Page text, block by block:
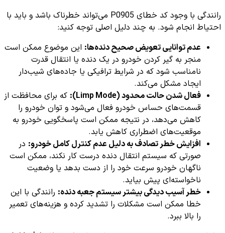
رانندگی با وجود کد خطای P0905 می‌تواند خطرناک باشد و باید با
احتیاط انجام شود. به چند دلیل اصلی توجه کنید:
عدم توانایی تعویض صحیح دنده‌ها: این موضوع ممکن است
منجر به گیر کردن خودرو در یک دنده یا انتقال قدرت
نامناسب شود که در شرایط ترافیکی یا جاده‌های شیب‌دار
ایجاد مشکل می‌کند.
فعال شدن حالت محدود (Limp Mode):
که برای محافظت از
قسمت‌های حساس خودرو فعال می‌شود و توان خودرو را
کاهش می‌دهد، در نتیجه ممکن است پاسخگویی خودرو به
موقعیت‌های اضطراری کاهش یابد.
افزایش خطر تصادف به دلیل عدم کنترل کامل خودرو: در
صورتی که سیستم انتقال دنده درست کار نکند، ممکن است
ناگهان خودرو سرعت خود را از دست بدهد یا وضعیت
ناخواسته‌ای پیش بیاید.
خطر آسیب دیدگی بیشتر سیستم جعبه دنده: رانندگی با این
خطا ممکن است مشکلات را تشدید کرده و هزینه‌های تعمیر
را بالا ببرد.